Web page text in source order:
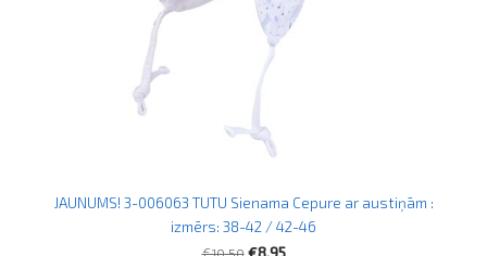
JAUNUMS! 3-006063 TUTU Sienama Cepure ar austiņām :
izmērs: 38-42 / 42-46
€10.50 €8.95